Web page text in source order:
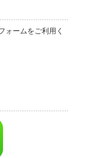
ォームをご利用く